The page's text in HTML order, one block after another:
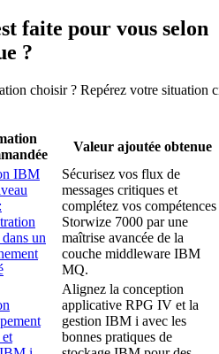
faite pour vous selon
?
choisir ? Repérez votre situation
Valeur ajoutée obtenue
IBM
un
Sécurisez vos flux de
messages critiques et
complétez vos compétences
Storwize 7000 par une
maîtrise avancée de la
couche middleware IBM
MQ.
Alignez la conception
applicative RPG IV et la
gestion IBM i avec les
bonnes pratiques de